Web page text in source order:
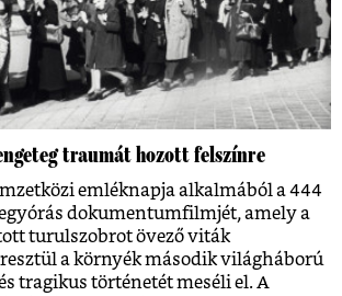
traumát hozott felszínre
emléknapja alkalmából a 444
dokumentumfilmjét, amely a
turulszobrot övező viták
a környék második világháború
tragikus történetét meséli el. A